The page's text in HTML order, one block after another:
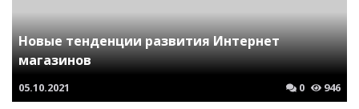
Новые тенденции развития Интернет
магазинов
05.10.2021 0 946